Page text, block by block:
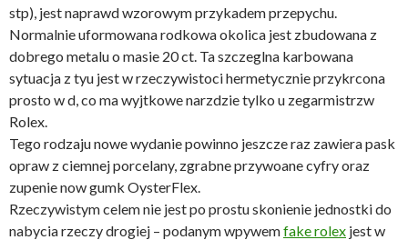
stp), jest naprawd wzorowym przykadem przepychu.
Normalnie uformowana rodkowa okolica jest zbudowana z
dobrego metalu o masie 20 ct. Ta szczeglna karbowana
sytuacja z tyu jest w rzeczywistoci hermetycznie przykrcona
prosto w d, co ma wyjtkowe narzdzie tylko u zegarmistrzw
Rolex.
Tego rodzaju nowe wydanie powinno jeszcze raz zawiera pask
opraw z ciemnej porcelany, zgrabne przywoane cyfry oraz
zupenie now gumk OysterFlex.
Rzeczywistym celem nie jest po prostu skonienie jednostki do
nabycia rzeczy drogiej – podanym wpywemfake rolex jest w